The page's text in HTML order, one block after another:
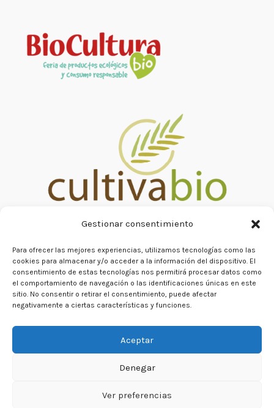
Gestionar consentimiento
Para ofrecer las mejores experiencias, utilizamos tecnologías como las
cookies para almacenar y/o acceder a la información del dispositivo. El
consentimiento de estas tecnologías nos permitirá procesar datos como
el comportamiento de navegación o las identificaciones únicas en este
sitio. No consentir o retirar el consentimiento, puede afectar
negativamente a ciertas características y funciones.
Aceptar
Denegar
Ver preferencias
Copyright © 2026
Términos del sitio
Política de cookies (UE)